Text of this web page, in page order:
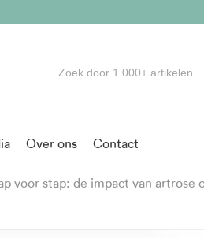
Over ons Contact
voor stap: de impact van artrose